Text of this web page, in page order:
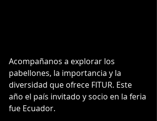
Acompañanos a explorar los
pabellones, la importancia y la
diversidad que ofrece FITUR. Este
año el país invitado y socio en la feria
fue Ecuador.